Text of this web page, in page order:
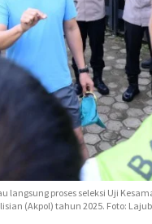
langsung proses seleksi Uji
(Akpol) tahun 2025. Foto: